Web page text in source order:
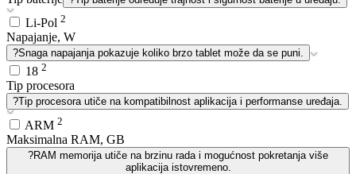
Li-Pol 2
Napajanje, W
?Snaga napajanja pokazuje koliko brzo tablet može da se puni.
18 2
Tip procesora
?Tip procesora utiče na kompatibilnost aplikacija i performanse uređaja.
ARM 2
Maksimalna RAM, GB
?RAM memorija utiče na brzinu rada i mogućnost pokretanja više
aplikacija istovremeno.